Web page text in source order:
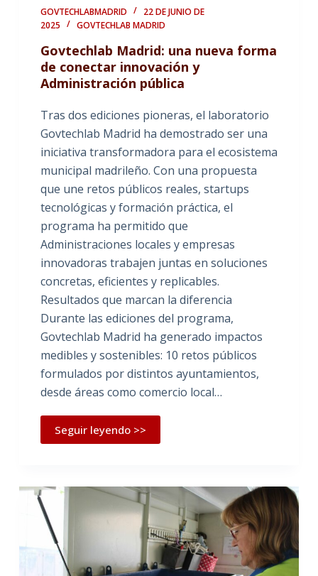
GOVTECHLABMADRID
22 DE JUNIO DE
2025
GOVTECHLAB MADRID
Govtechlab Madrid: una nueva forma
de conectar innovación y
Administración pública
Tras dos ediciones pioneras, el laboratorio
Govtechlab Madrid ha demostrado ser una
iniciativa transformadora para el ecosistema
municipal madrileño. Con una propuesta
que une retos públicos reales, startups
tecnológicas y formación práctica, el
programa ha permitido que
Administraciones locales y empresas
innovadoras trabajen juntas en soluciones
concretas, eficientes y replicables.
Resultados que marcan la diferencia
Durante las ediciones del programa,
Govtechlab Madrid ha generado impactos
medibles y sostenibles: 10 retos públicos
formulados por distintos ayuntamientos,
desde áreas como comercio local…
Seguir leyendo >>